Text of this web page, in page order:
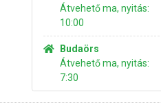
Átvehető ma, nyitás:
10:00
Budaörs
Átvehető ma, nyitás:
7:30